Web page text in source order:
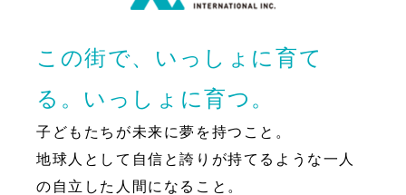
この街で、いっしょに育て
る。いっしょに育つ。
子どもたちが未来に夢を持つこと。
地球人として自信と誇りが持てるような一人
の自立した人間になること。